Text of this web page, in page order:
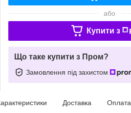
або
Купити з
Що таке купити з Пром?
Замовлення під захистом
Доставка Оплата